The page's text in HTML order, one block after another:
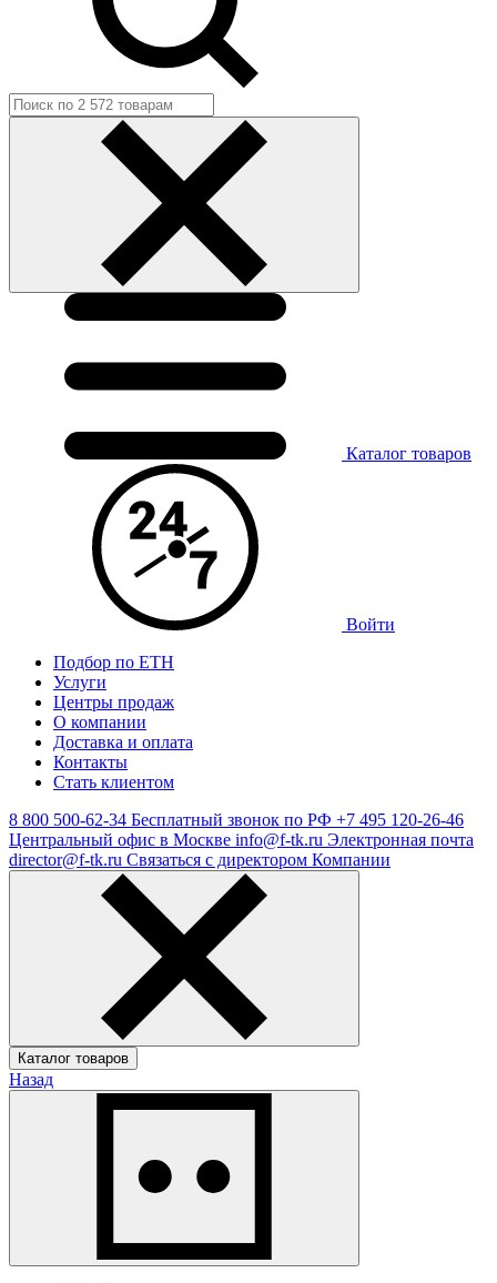
Каталог товаров
Войти
Подбор по ЕТН
Услуги
Центры продаж
О компании
Доставка и оплата
Контакты
Стать клиентом
8 800 500-62-34 Бесплатный звонок по РФ +7 495 120-26-46
Центральный офис в Москве info@f-tk.ru Электронная почта
director@f-tk.ru Связаться с директором Компании
Каталог товаров
Назад